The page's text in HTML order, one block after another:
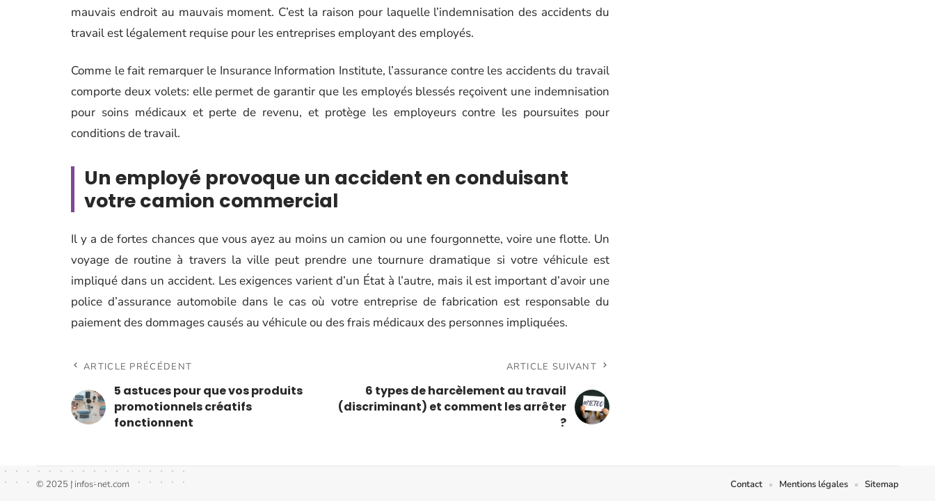
mauvais endroit au mauvais moment. C’est la raison pour laquelle l’indemnisation des accidents du
travail est légalement requise pour les entreprises employant des employés.
Comme le fait remarquer le Insurance Information Institute, l’assurance contre les accidents du travail
comporte deux volets: elle permet de garantir que les employés blessés reçoivent une indemnisation
pour soins médicaux et perte de revenu, et protège les employeurs contre les poursuites pour
conditions de travail.
Un employé provoque un accident en conduisant
votre camion commercial
Il y a de fortes chances que vous ayez au moins un camion ou une fourgonnette, voire une flotte. Un
voyage de routine à travers la ville peut prendre une tournure dramatique si votre véhicule est
impliqué dans un accident. Les exigences varient d’un État à l’autre, mais il est important d’avoir une
police d’assurance automobile dans le cas où votre entreprise de fabrication est responsable du
paiement des dommages causés au véhicule ou des frais médicaux des personnes impliquées.
ARTICLE PRÉCÉDENT
5 astuces pour que vos produits
promotionnels créatifs
fonctionnent
ARTICLE SUIVANT
6 types de harcèlement au travail
(discriminant) et comment les arrêter
?
© 2025 | infos-net.com Contact Mentions légales Sitemap